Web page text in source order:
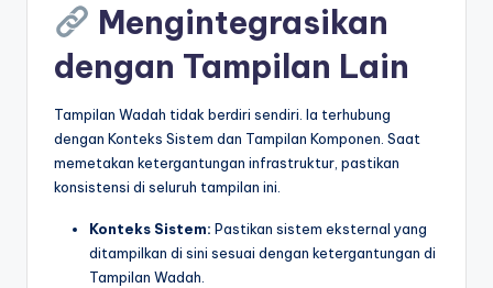
Mengintegrasikan
dengan Tampilan Lain
Tampilan Wadah tidak berdiri sendiri. Ia terhubung
dengan Konteks Sistem dan Tampilan Komponen. Saat
memetakan ketergantungan infrastruktur, pastikan
konsistensi di seluruh tampilan ini.
Konteks Sistem: Pastikan sistem eksternal yang
ditampilkan di sini sesuai dengan ketergantungan di
Tampilan Wadah.